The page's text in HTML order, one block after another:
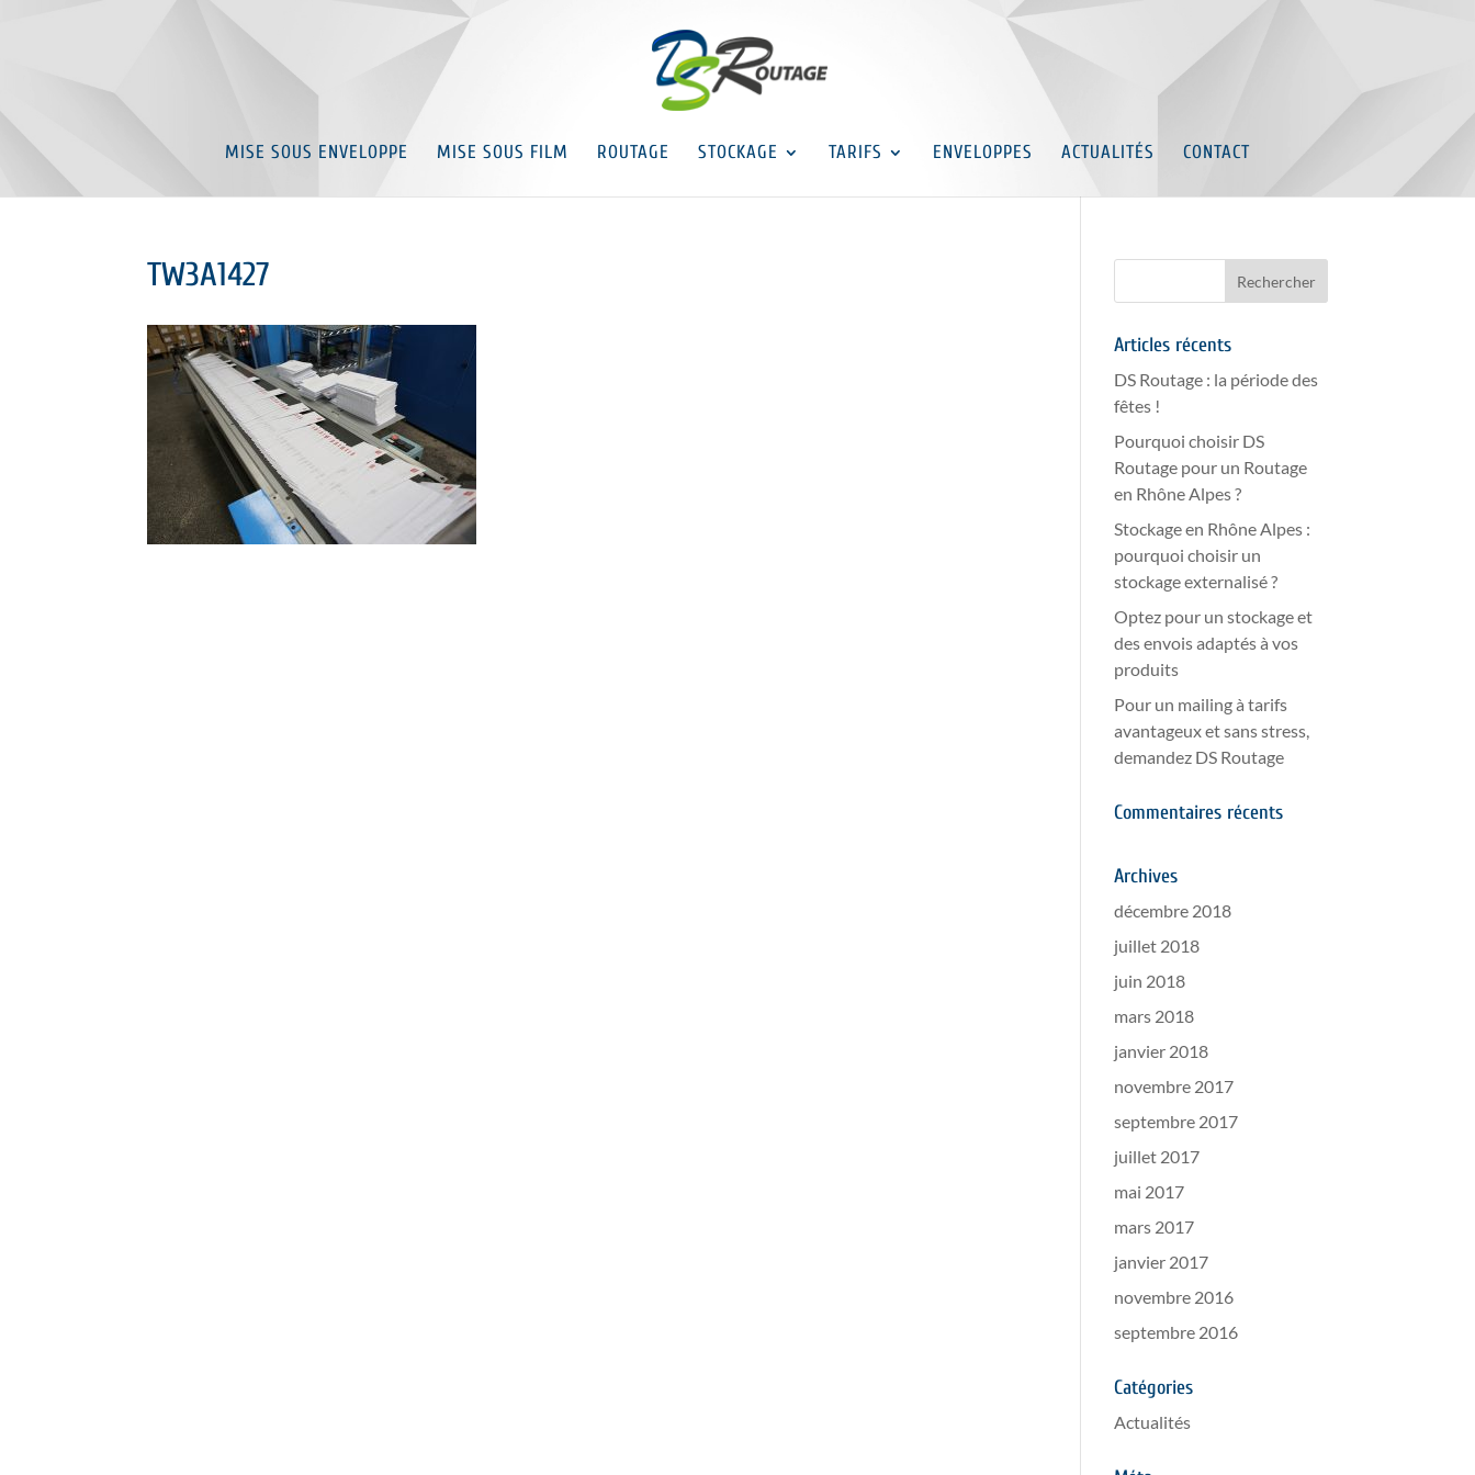
MISE SOUS ENVELOPPE MISE SOUS FILM ROUTAGE STOCKAGE TARIFS ENVELOPPES ACTUALITÉS CONTACT
TW3A1427
Articles récents
DS Routage : la période des
fêtes !
Pourquoi choisir DS
Routage pour un Routage
en Rhône Alpes ?
Stockage en Rhône Alpes :
pourquoi choisir un
stockage externalisé ?
Optez pour un stockage et
des envois adaptés à vos
produits
Pour un mailing à tarifs
avantageux et sans stress,
demandez DS Routage
Commentaires récents
Archives
décembre 2018
juillet 2018
juin 2018
mars 2018
janvier 2018
novembre 2017
septembre 2017
juillet 2017
mai 2017
mars 2017
janvier 2017
novembre 2016
septembre 2016
Catégories
Actualités